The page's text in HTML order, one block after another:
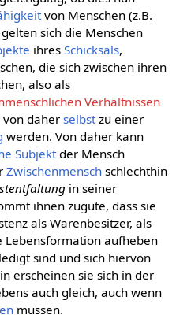
von Menschen (z.B.
sich die Menschen
ihres Schicksals,
die sich zwischen ihren
also als
Verhältnissen
daher selbstzu einer
werden. Von daher kann
Subjektder Mensch
Zwischenmenschschlechthin
in seiner
ihnen zugute, dass sie
als Warenbesitzer, als
Lebensformation aufheben
sind und sich hiervon
erscheinen sie sich in der
auch gleich, auch wenn
müssen.